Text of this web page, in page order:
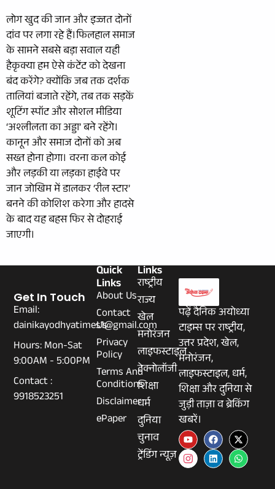
लोग खुद की जान और इज्जत दोनों
दांव पर लगा रहे हैं।फिलहाल समाज
के सामने सबसे बड़ा सवाल यही
हैकृक्या हम ऐसे कंटेंट को देखना
बंद करेंगे? क्योंकि जब तक दर्शक
तालियां बजाते रहेंगे, तब तक सड़कें
शूटिंग स्पॉट और सोशल मीडिया
‘अश्लीलता का अड्डा’ बने रहेंगे।
कानून और समाज दोनों को अब
सख्त होना होगा। वरना कल कोई
और लड़की या लड़का हाईवे पर
जान जोखिम में डालकर ‘रील स्टार’
बनने की कोशिश करेगा और हादसे
के बाद यह बहस फिर से दोहराई
जाएगी।
पढ़ें दैनिक अयोध्या
टाइम्स पर राष्ट्रीय,
उत्तर प्रदेश, खेल,
मनोरंजन,
लाइफस्टाइल, धर्म,
शिक्षा और दुनिया से
जुड़ी ताज़ा व ब्रेकिंग
खबरें।
Links
राष्ट्रीय
राज्य
खेल
मनोरंजन
लाइफस्टाइल
टेक्नोलॉजी
शिक्षा
धर्म
दुनिया
चुनाव
ट्रेंडिंग न्यूज़
Quick
Links
About Us
Contact
Us
Privacy
Policy
Terms And
Conditions
Disclaimer
ePaper
Get In Touch
Email:
dainikayodhyatimes1@gmail.com
Hours: Mon-Sat
9:00AM - 5:00PM
Contact :
9918523251